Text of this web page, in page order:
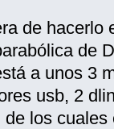
de hacerlo
de
a unos 3
usb, 2
de los